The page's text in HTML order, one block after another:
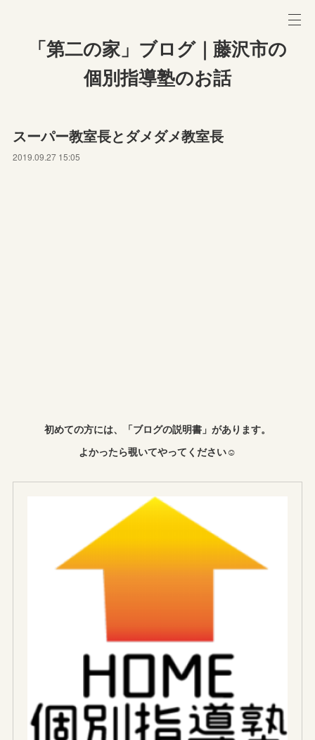
「第二の家」ブログ｜藤沢市の
個別指導塾のお話
スーパー教室長とダメダメ教室長
2019.09.27 15:05
初めての方には、「ブログの説明書」があります。
よかったら覗いてやってください☺︎